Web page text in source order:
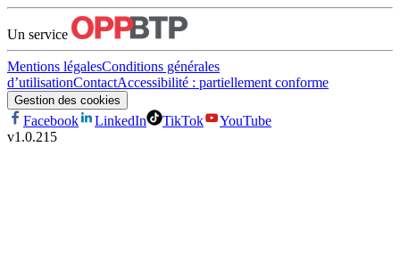
Un service
Mentions légalesConditions générales
d’utilisationContactAccessibilité : partiellement conforme
Gestion des cookies
Facebook LinkedIn TikTok
YouTube
v1.0.215